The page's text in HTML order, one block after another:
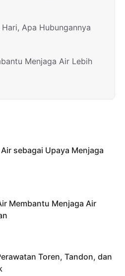
Apa Hubungannya
Menjaga Air Lebih
sebagai Upaya Menjaga
Membantu Menjaga Air
Toren, Tandon, dan